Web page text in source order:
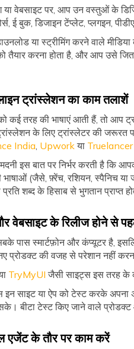
या वेबसाइट पर, आप उन वस्तुओं के
ई बुक, डिजाइन टेंप्लेट, प्लगइन,
या स्ट्रीमिंग करने वाले मीडिया
तैयार करना होता है, और आप उसे
ट्रांस्लेशन का काम तलाशें
कई तरह की भाषाएं आती हैं, तो आप
के लिए ट्रांस्लेटर की जरूरत
India Upworkया Truelancer
इस बात पर निर्भर करती है कि
भाषाओं (जैसे, फ़्रेंच, रशियन, स्पैनिच
शब्द के हिसाब से भुगतान प्राप्त
वेबसाइट के रिलीज होने से
पास स्मार्टफ़ोन और कंप्यूटर है,
प्रोडक्ट की वजह से परेशान नहीं
TryMyUI जैसी साइट्स इस तरह के
साइट या ऐप को टेस्ट करके अपना
बीटा टेस्ट किए जाने वाले
एजेंट के तौर पर काम करें